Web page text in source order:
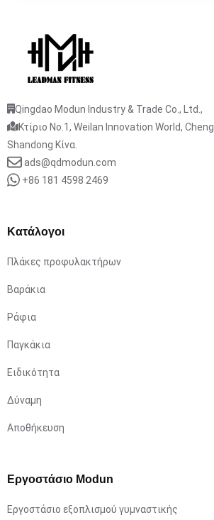
Qingdao Modun Industry & Trade Co., Ltd.,
Κτίριο No.1, Weilan Innovation World,
Shandong Κίνα.
ads@qdmodun.com
+86 181 4598 2469
Κατάλογοι
Πλάκες προφυλακτήρων
Βαράκια
Ράφια
Παγκάκια
Ειδικότητα
Δύναμη
Αποθήκευση
Εργοστάσιο Modun
Εργοστάσιο εξοπλισμού γυμναστικής